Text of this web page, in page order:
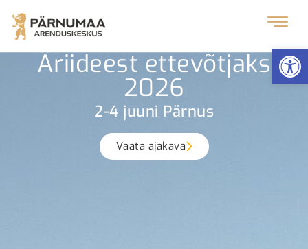
Äriideest ettevõtjaks
2026
2-4 juuni Pärnus
Vaata ajakava